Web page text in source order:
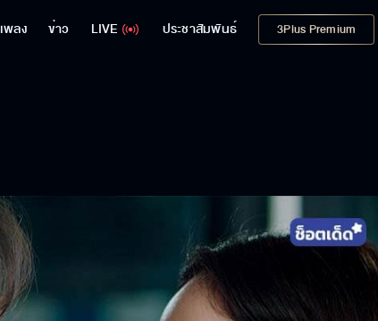
เพลง ข่าว LIVE ประชาสัมพันธ์ 3Plus Premium